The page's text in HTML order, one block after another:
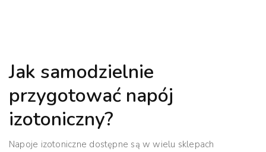
Jak samodzielnie
przygotować napój
izotoniczny?
Napoje izotoniczne dostępne są w wielu sklepach